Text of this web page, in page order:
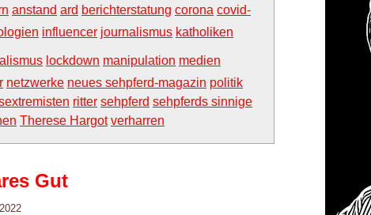
anstand ard berichterstatung corona covid-
influencer journalismus katholiken
lockdown manipulation medien
netzwerke neues sehpferd-magazin politik
ritter sehpferd sehpferds sinnige
Therese Hargot verharren
Gut